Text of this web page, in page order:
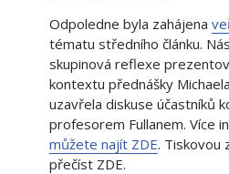
Odpoledne byla zahájena
tématu středního článku.
skupinová reflexe
kontextu přednášky
uzavřela diskuse účastníků
profesorem Fullanem. Více
můžete najít ZDE. Tiskovou
přečíst ZDE.